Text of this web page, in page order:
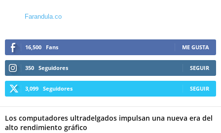
Farandula.co
16,500 Fans ME GUSTA
350 Seguidores SEGUIR
3,099 Seguidores SEGUIR
Los computadores ultradelgados impulsan una nueva era del
alto rendimiento gráfico